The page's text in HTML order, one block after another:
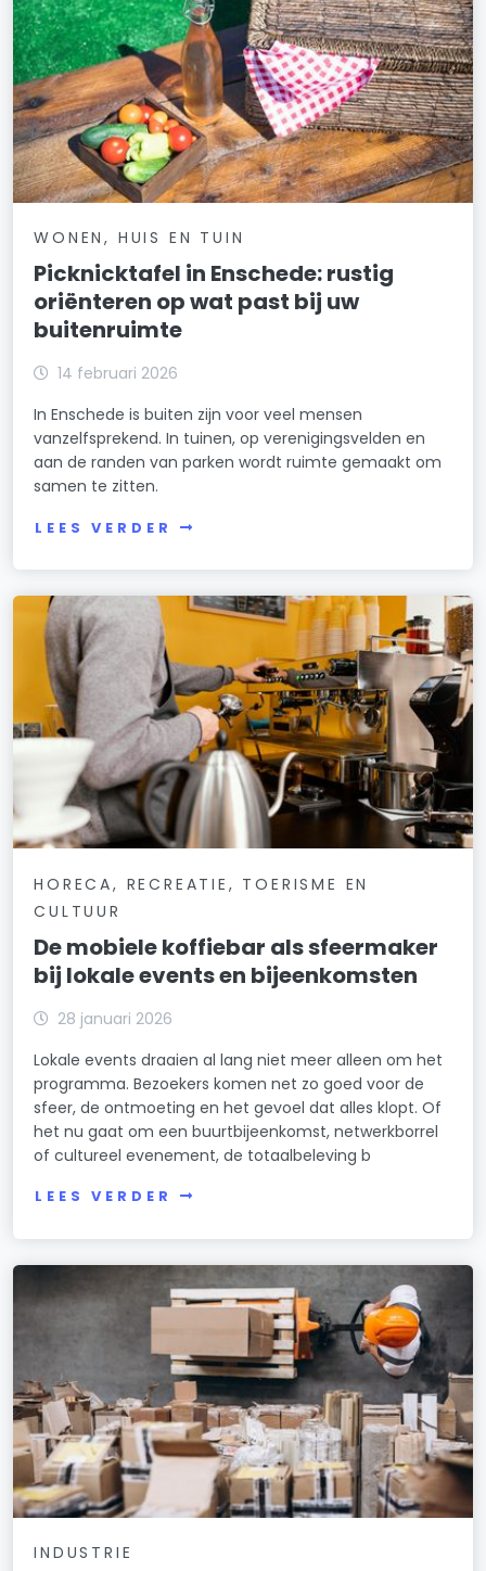
WONEN, HUIS EN TUIN
Picknicktafel in Enschede: rustig
oriënteren op wat past bij uw
buitenruimte
14 februari 2026
In Enschede is buiten zijn voor veel mensen
vanzelfsprekend. In tuinen, op verenigingsvelden en
aan de randen van parken wordt ruimte gemaakt om
samen te zitten.
LEES VERDER
HORECA, RECREATIE, TOERISME EN
CULTUUR
De mobiele koffiebar als sfeermaker
bij lokale events en bijeenkomsten
28 januari 2026
Lokale events draaien al lang niet meer alleen om het
programma. Bezoekers komen net zo goed voor de
sfeer, de ontmoeting en het gevoel dat alles klopt. Of
het nu gaat om een buurtbijeenkomst, netwerkborrel
of cultureel evenement, de totaalbeleving b
LEES VERDER
INDUSTRIE